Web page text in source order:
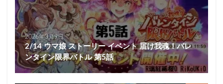
2026年3月9日
2/14 ウマ娘 ストーリー イベント 届け我魂！バレ
ンタイン限界バトル 第5話